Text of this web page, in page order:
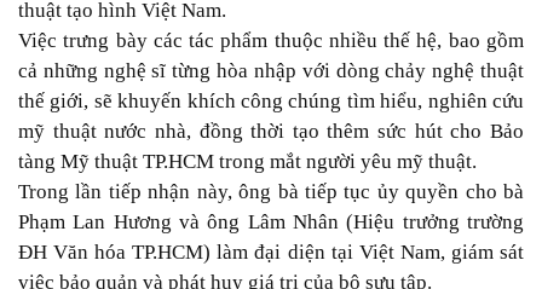
thuật tạo hình Việt Nam.
Việc trưng bày các tác phẩm thuộc nhiều thế hệ, bao gồm
cả những nghệ sĩ từng hòa nhập với dòng chảy nghệ thuật
thế giới, sẽ khuyến khích công chúng tìm hiểu, nghiên cứu
mỹ thuật nước nhà, đồng thời tạo thêm sức hút cho Bảo
tàng Mỹ thuật TP.HCM trong mắt người yêu mỹ thuật.
Trong lần tiếp nhận này, ông bà tiếp tục ủy quyền cho bà
Phạm Lan Hương và ông Lâm Nhân (Hiệu trưởng trường
ĐH Văn hóa TP.HCM) làm đại diện tại Việt Nam, giám sát
việc bảo quản và phát huy giá trị của bộ sưu tập.